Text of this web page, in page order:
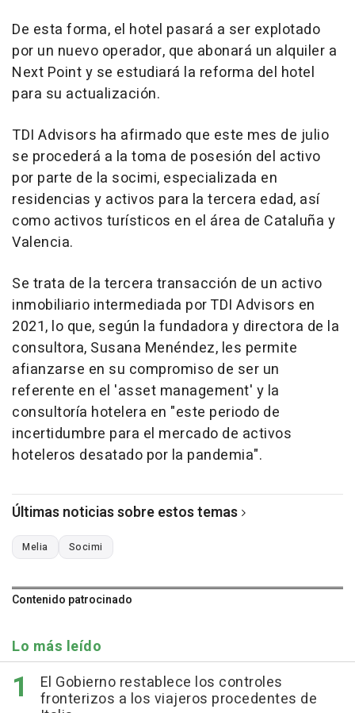
De esta forma, el hotel pasará a ser explotado
por un nuevo operador, que abonará un alquiler a
Next Point y se estudiará la reforma del hotel
para su actualización.
TDI Advisors ha afirmado que este mes de julio
se procederá a la toma de posesión del activo
por parte de la socimi, especializada en
residencias y activos para la tercera edad, así
como activos turísticos en el área de Cataluña y
Valencia.
Se trata de la tercera transacción de un activo
inmobiliario intermediada por TDI Advisors en
2021, lo que, según la fundadora y directora de la
consultora, Susana Menéndez, les permite
afianzarse en su compromiso de ser un
referente en el 'asset management' y la
consultoría hotelera en "este periodo de
incertidumbre para el mercado de activos
hoteleros desatado por la pandemia".
Últimas noticias sobre estos temas
Melia Socimi
Contenido patrocinado
Lo más leído
El Gobierno restablece los controles
fronterizos a los viajeros procedentes de